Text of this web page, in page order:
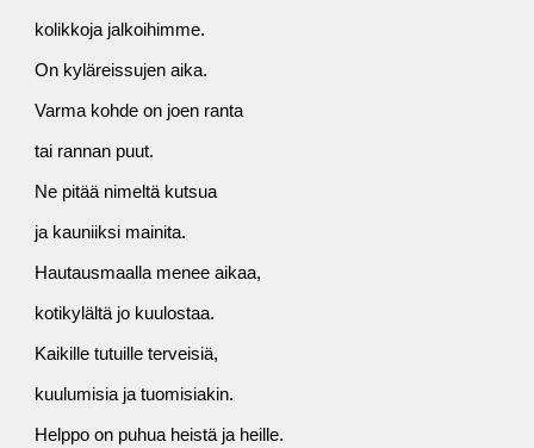
kolikkoja jalkoihimme.
On kyläreissujen aika.
Varma kohde on joen ranta
tai rannan puut.
Ne pitää nimeltä kutsua
ja kauniiksi mainita.
Hautausmaalla menee aikaa,
kotikylältä jo kuulostaa.
Kaikille tutuille terveisiä,
kuulumisia ja tuomisiakin.
Helppo on puhua heistä ja heille.